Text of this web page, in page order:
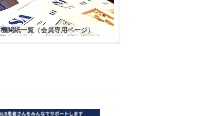
機関紙一覧（会員専用ページ）